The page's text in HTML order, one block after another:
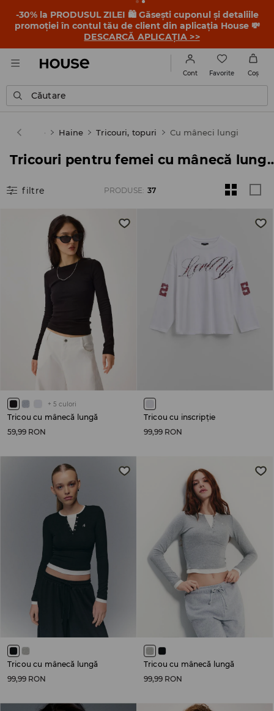
-30% la PRODUSUL ZILEI 🛍️ Găsești cuponul și detaliile
promoției în contul tău de client din aplicația House 💸
DESCARCĂ APLICAȚIA >>
Cont Favorite Coş
Căutare
Femeie Haine Tricouri, topuri Cu mâneci lungi
Tricouri pentru femei
filtre PRODUSE: 37
+ 5 culori
Tricou cu mânecă lungă
59,99 RON
Tricou cu inscripție
99,99 RON
Tricou cu mânecă lungă
99,99 RON
Tricou cu mânecă lungă
99,99 RON